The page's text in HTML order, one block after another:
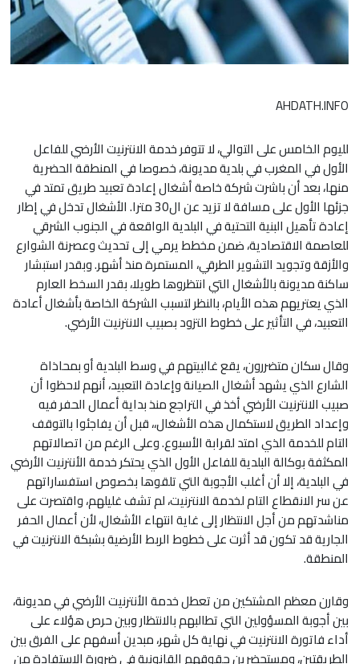
AHDATH.INFO
لليوم الخامس على التوالي، لا تتوفر خدمة الانترنيت الأرضي للفاعل
الأول في المغرب في بلدية مديونة، خصوصا في المنطقة الحضرية
منها، بعد أن باشرت شركة خاصة أشغال إعادة تعبيد طريق تمتد في
جزئها الأول على مسافة لا تزيد عن ال30 مترا. الأشغال تدخل في إطار
إعادة تأهيل البنية التحتية في البلدية الواقعة في الجنوب الشرقي
للعاصمة الاقتصادية، ضمن مخطط يرمي إلى تحديث وعصرنة الشوارع
والأزقة وتجويد التشوير الطرقي، المستمرة منذ أشهر. وبقدر استبشار
ساكنة مديونة بالأشغال التي انتظروها طويلا، بقدر السخط العارم
الذي يعتريهم هذه الأيام، بالنظر لتسبب الشركة الخاصة بأشغال أعادة
التعبيد، في التأثير على خطوط التزود بصبيب الانترنيت الأرضي.
وقال سكان متضررون، يقع غالبيتهم في وسط البلدية أو بمحاذاة
الشارع الذي يشهد أشغال الصيانة وإعادة التعبيد، أنهم لاحظوا أن
صبيب الانترنيت الأرضي أخذ في التراجع منذ بداية أعمال الحفر فيه
وإعداد الطريق لاستكمال هذه الأشغال،، قبل أن يفاجئوا بالتوقف
التام للخدمة الذي امتد لقرابة الأسبوع. وعلى الرغم من اتصالاتهم
المكثفة بوكالة البلدية للفاعل الأول الذي يحتكر خدمة الأنترنيت الأرضي
في البلدية، إلا أن أغلب الأجوبة التي تلقوها بخصوص استفساراتهم
عن سر الانقطاع التام لخدمة الانترنيت، لم تشف غليلهم، واقتصرت على
مناشدتهم من أجل الانتظار إلى غاية انتهاء الأشغال، لأن أعمال الحفر
الجارية قد تكون قد أثرت على خطوط الربط الأرضية بشبكة الانترنيت في
المنطقة.
وقارن معظم المشتكين من تعطل خدمة الأنترنيت الأرضي في مديونة،
بين أجوبة المسؤولين التي تطالبهم بالانتظار وبين حرص هؤلاء على
أداء فاتورة الانترنيت في نهاية كل شهر، مبدين أسفهم على الفرق بين
الطريقتين، ومستحضرين حقوقهم القانونية في ضرورة الاستفادة من